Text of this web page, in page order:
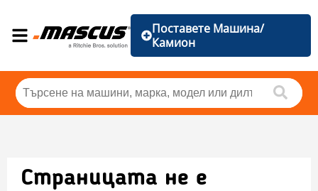
Поставете Машина/
Камион
Страницата не е